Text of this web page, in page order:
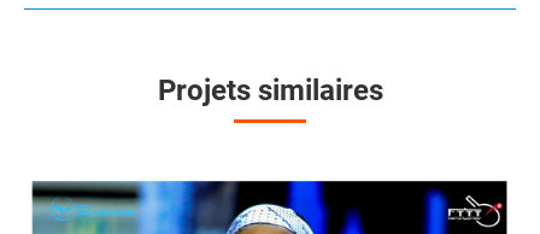
Projets similaires